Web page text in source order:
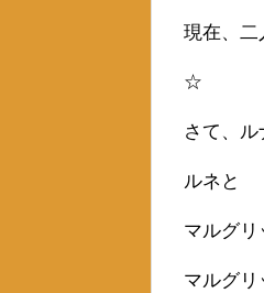
現在、二
☆
さて、
ルネと
マルグリ
マルグ